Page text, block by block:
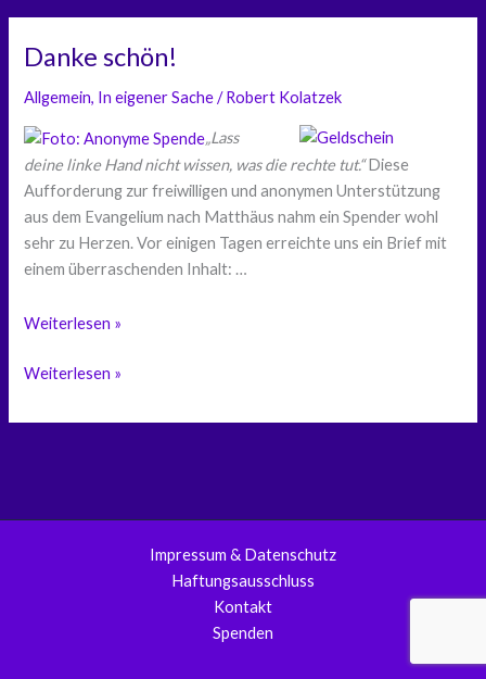
Danke schön!
Allgemein, In eigener Sache/Robert Kolatzek
„Lass
deine linke Hand nicht wissen, was die rechte tut.“Diese
Aufforderung zur freiwilligen und anonymen Unterstützung
aus dem Evangelium nach Matthäus nahm ein Spender wohl
sehr zu Herzen. Vor einigen Tagen erreichte uns ein Brief mit
einem überraschenden Inhalt: …
Danke
Weiterlesen »
Danke
Weiterlesen »
Impressum & Datenschutz
Haftungsausschluss
Kontakt
Spenden